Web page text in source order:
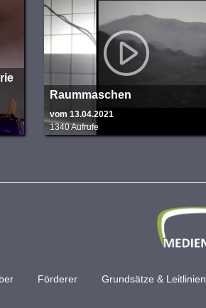
Raummaschen
vom 13.04.2021
1340 Aufrufe
Förderer Grundsätze & Leitlinien